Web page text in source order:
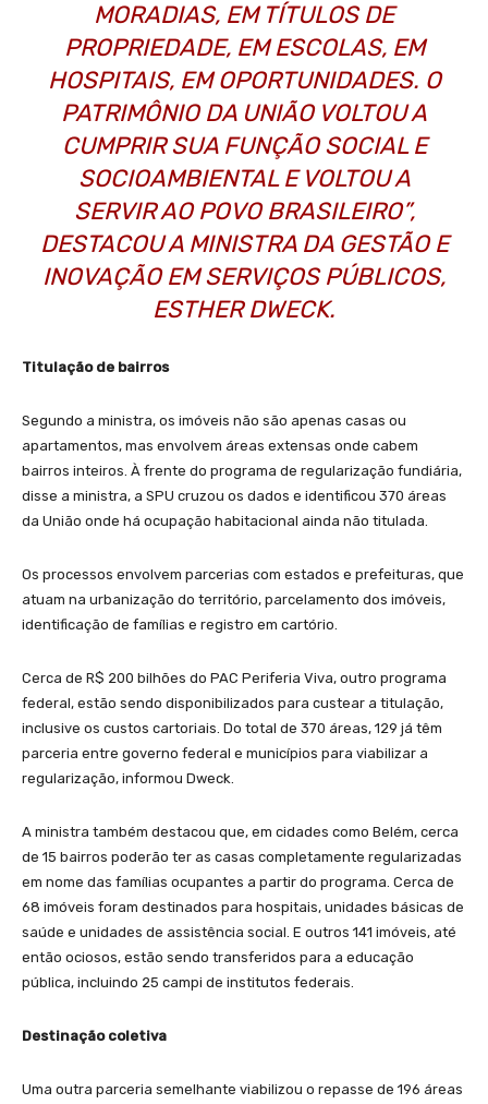
MORADIAS, EM TÍTULOS DE
PROPRIEDADE, EM ESCOLAS, EM
HOSPITAIS, EM OPORTUNIDADES. O
PATRIMÔNIO DA UNIÃO VOLTOU A
CUMPRIR SUA FUNÇÃO SOCIAL E
SOCIOAMBIENTAL E VOLTOU A
SERVIR AO POVO BRASILEIRO”,
DESTACOU A MINISTRA DA GESTÃO E
INOVAÇÃO EM SERVIÇOS PÚBLICOS,
ESTHER DWECK.
Titulação de bairros
Segundo a ministra, os imóveis não são apenas casas ou
apartamentos, mas envolvem áreas extensas onde cabem
bairros inteiros. À frente do programa de regularização fundiária,
disse a ministra, a SPU cruzou os dados e identificou 370 áreas
da União onde há ocupação habitacional ainda não titulada.
Os processos envolvem parcerias com estados e prefeituras, que
atuam na urbanização do território, parcelamento dos imóveis,
identificação de famílias e registro em cartório.
Cerca de R$ 200 bilhões do PAC Periferia Viva, outro programa
federal, estão sendo disponibilizados para custear a titulação,
inclusive os custos cartoriais. Do total de 370 áreas, 129 já têm
parceria entre governo federal e municípios para viabilizar a
regularização, informou Dweck.
A ministra também destacou que, em cidades como Belém, cerca
de 15 bairros poderão ter as casas completamente regularizadas
em nome das famílias ocupantes a partir do programa. Cerca de
68 imóveis foram destinados para hospitais, unidades básicas de
saúde e unidades de assistência social. E outros 141 imóveis, até
então ociosos, estão sendo transferidos para a educação
pública, incluindo 25 campi de institutos federais.
Destinação coletiva
Uma outra parceria semelhante viabilizou o repasse de 196 áreas